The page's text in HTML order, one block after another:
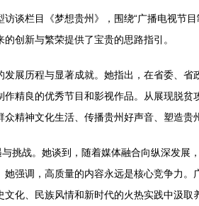
谈栏目《梦想贵州》，围绕“广播电视节
创新与繁荣提供了宝贵的思路指引。
展历程与显著成就。她指出，在省委、
精良的优秀节目和影视作品。从展现脱
精神文化生活、传播贵州好声音、塑造贵
挑战。她谈到，随着媒体融合向纵深发
强调，高质量的内容永远是核心竞争力
化、民族风情和新时代的火热实践中汲取